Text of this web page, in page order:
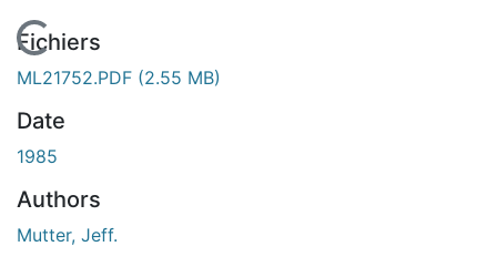
En cours de chargement...
Fichiers
ML21752.PDF (2.55 MB)
Date
1985
Authors
Mutter, Jeff.